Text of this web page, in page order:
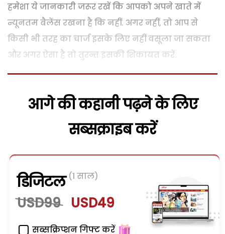
हमेशा ये जानकारी जरूर रखें कि आपको अपने खाते में
न्यूनतम बैलेंस रखना है कि नहीं. अगर नहीं, तो आप से
किसी भी तरह का चार्ज इसके लिए नहीं वसूला जा सकता
और अगर ऐसा है तो तुरन्त इसकी शिकायत करें.
आगे की कहानी पढ़ने के लिए
सब्सक्राइब करें
डिजिटल (1 साल)
USD99 USD49
सब्सक्रिप्शन गिफ्ट करें